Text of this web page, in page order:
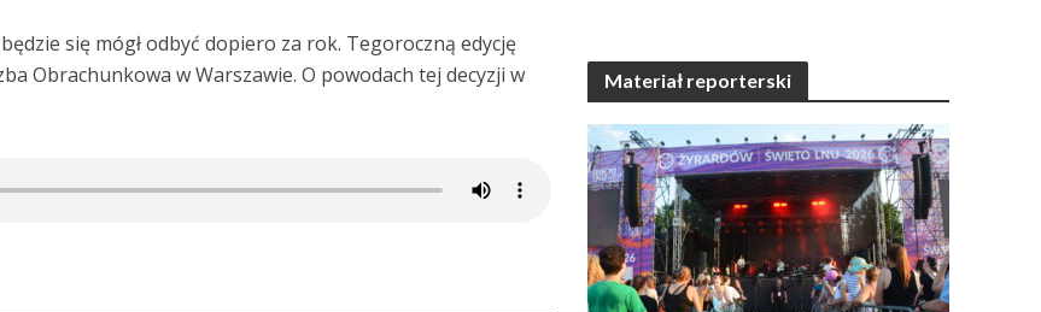
się mógł odbyć dopiero za rok. Tegoroczną edycję
Obrachunkowa w Warszawie. O powodach tej decyzji w
Materiał reporterski